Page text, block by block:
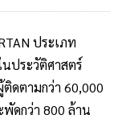
ประเภท
ประวัติศาสตร์
ดตามกว่า 60,000
พัดกว่า 800 ล้าน